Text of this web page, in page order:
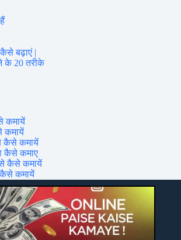
बढ़ाएं |
के 20 तरीके
कमायें
कमायें
कैसे कमायें
कैसे कमाए
कैसे कमायें
कमायें